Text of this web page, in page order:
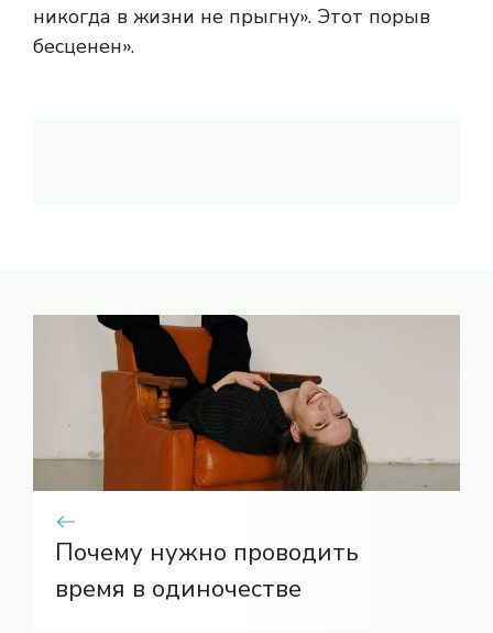
никогда в жизни не прыгну». Этот порыв
бесценен».
Почему нужно проводить
время в одиночестве